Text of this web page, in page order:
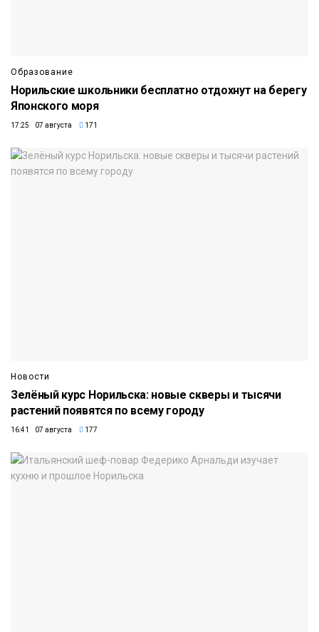
Образование
Норильские школьники бесплатно отдохнут на берегу
Японского моря
17:25 07 августа 171
Новости
Зелёный курс Норильска: новые скверы и тысячи
растений появятся по всему городу
16:41 07 августа 177